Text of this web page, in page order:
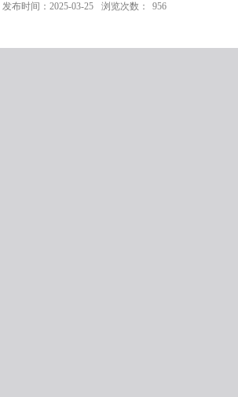
发布时间：2025-03-25 浏览次数： 956